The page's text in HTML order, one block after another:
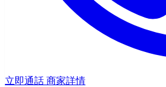
立即通話 商家詳情